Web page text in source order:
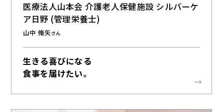
医療法人山本会 介護老人保健施設 シルバーケ
ア日野 (管理栄養士)
山中 脩矢さん
生きる喜びになる
食事を届けたい。